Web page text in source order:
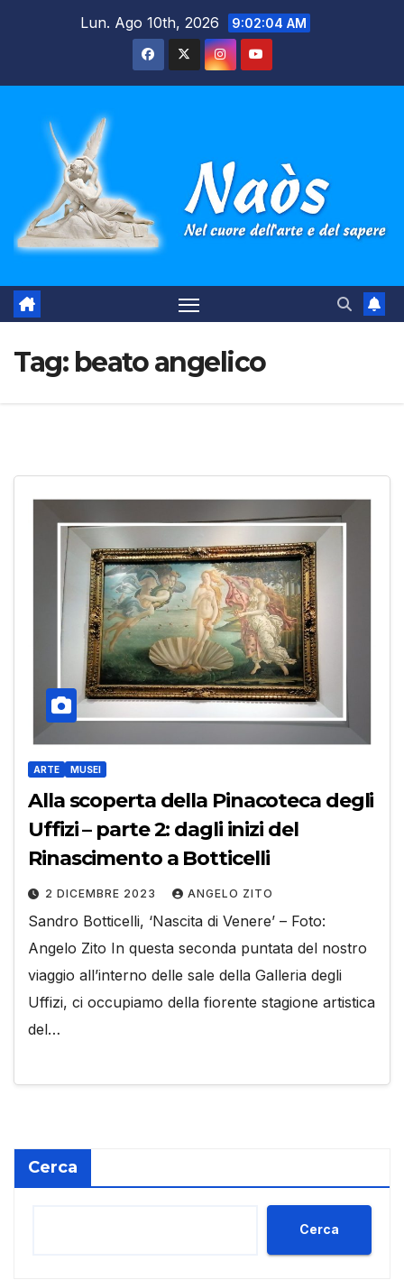
Lun. Ago 10th, 2026 9:02:04 AM
Tag: beato angelico
ARTE MUSEI
Alla scoperta della Pinacoteca degli
Uffizi – parte 2: dagli inizi del
Rinascimento a Botticelli
2 DICEMBRE 2023 ANGELO ZITO
Sandro Botticelli, ‘Nascita di Venere’ – Foto:
Angelo Zito In questa seconda puntata del nostro
viaggio all’interno delle sale della Galleria degli
Uffizi, ci occupiamo della fiorente stagione artistica
del…
Cerca
Cerca